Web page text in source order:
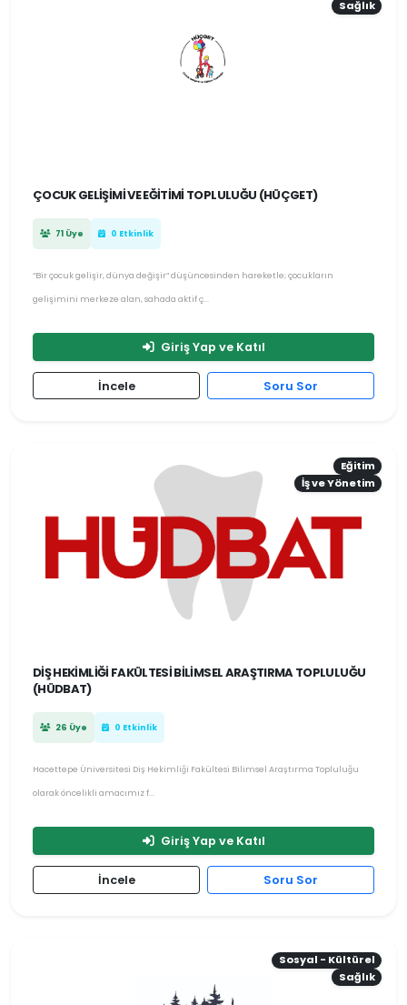
Sağlık
ÇOCUK GELIŞIMI VE EĞITIMI TOPLULUĞU (HÜÇGET)
71 Üye 0 Etkinlik
“Bir çocuk gelişir, dünya değişir” düşüncesinden hareketle; çocukların
gelişimini merkeze alan, sahada aktif ç...
Giriş Yap ve Katıl
İncele Soru Sor
Eğitim
İş ve Yönetim
DIŞ HEKIMLIĞI FAKÜLTESI BILIMSEL ARAŞTIRMA TOPLULUĞU
(HÜDBAT)
26 Üye 0 Etkinlik
Hacettepe Üniversitesi Diş Hekimliği Fakültesi Bilimsel Araştırma Topluluğu
olarak öncelikli amacımız f...
Giriş Yap ve Katıl
İncele Soru Sor
Sosyal - Kültürel
Sağlık